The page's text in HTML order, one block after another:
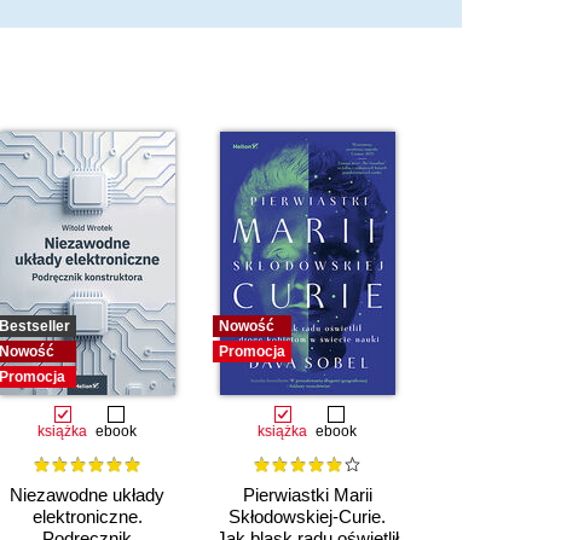
Bestseller
Nowość
Promocja
książka ebook
Niezawodne układy
elektroniczne.
Nowość
Promocja
książka ebook
Pierwiastki Marii
Skłodowskiej-Curie.